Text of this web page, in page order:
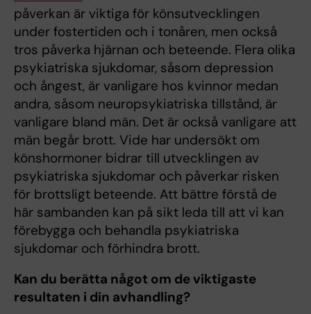
påverkan är viktiga för könsutvecklingen
under fostertiden och i tonåren, men också
tros påverka hjärnan och beteende. Flera olika
psykiatriska sjukdomar, såsom depression
och ångest, är vanligare hos kvinnor medan
andra, såsom neuropsykiatriska tillstånd, är
vanligare bland män. Det är också vanligare att
män begår brott. Vide har undersökt om
könshormoner bidrar till utvecklingen av
psykiatriska sjukdomar och påverkar risken
för brottsligt beteende. Att bättre förstå de
här sambanden kan på sikt leda till att vi kan
förebygga och behandla psykiatriska
sjukdomar och förhindra brott.
Kan du berätta något om de viktigaste
resultaten i din avhandling?